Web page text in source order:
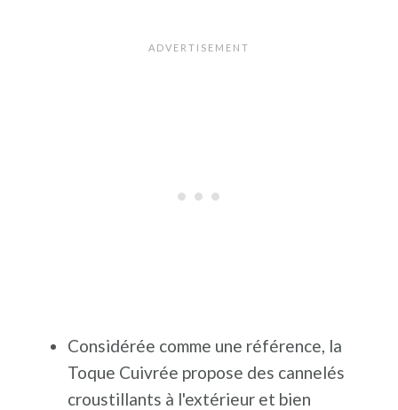
Considérée comme une référence, la
Toque Cuivrée propose des cannelés
croustillants à l'extérieur et bien